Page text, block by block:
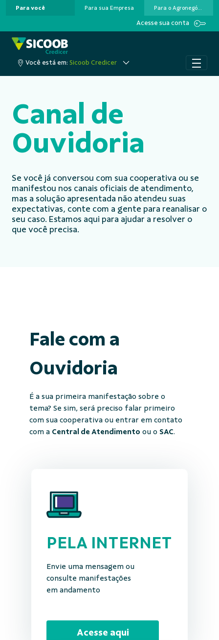
Pular para o Conteúdo principal
Para você Para sua Empresa Para o Agronegócio
Acesse sua conta
Você está em: Sicoob Credicer
Canal de
Ouvidoria
Se você já conversou com sua cooperativa ou se
manifestou nos canais oficiais de atendimento,
mas a solução apresentada não atendeu suas
expectativas, conte com a gente para reanalisar o
seu caso. Estamos aqui para ajudar a resolver o
que você precisa.
Fale com a
Ouvidoria
É a sua primeira manifestação sobre o
tema? Se sim, será preciso falar primeiro
com sua cooperativa ou entrar em contato
com a Central de Atendimento ou o SAC.
PELA INTERNET
Envie uma mensagem ou
consulte manifestações
em andamento
Acesse aqui